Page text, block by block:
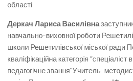
області
Деркач Лариса Василівна
навчально-виховної роботи
школи Решетилівської міської ради
кваліфікаційна категорія “спеціаліст
педагогічне звання”Учитель-